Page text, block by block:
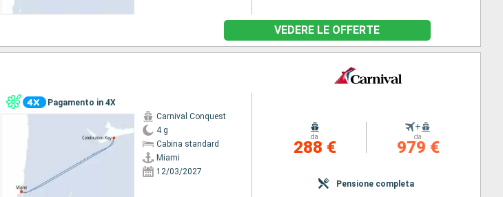
VEDERE LE OFFERTE
Pagamento in 4X
Carnival Conquest
4 g
Cabina standard
Miami
12/03/2027
da
288 €
+
da
979 €
Pensione completa